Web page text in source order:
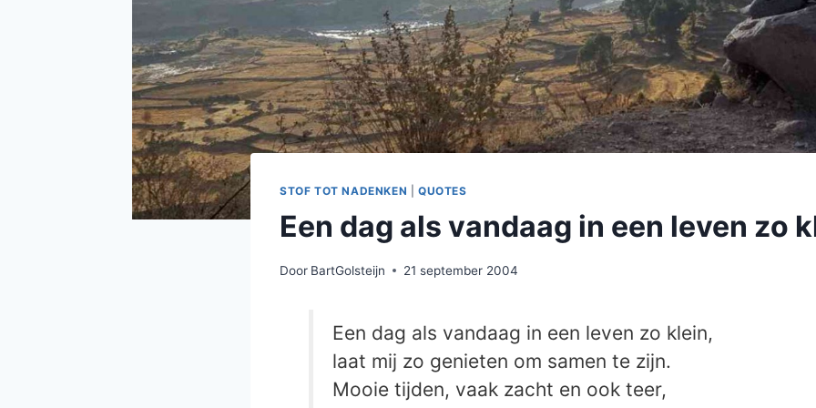
STOF TOT NADENKEN QUOTES
Een dag als vandaag in een leven zo
Door BartGolsteijn 21 september 2004
Een dag als vandaag in een leven zo klein,
laat mij zo genieten om samen te zijn.
Mooie tijden, vaak zacht en ook teer,